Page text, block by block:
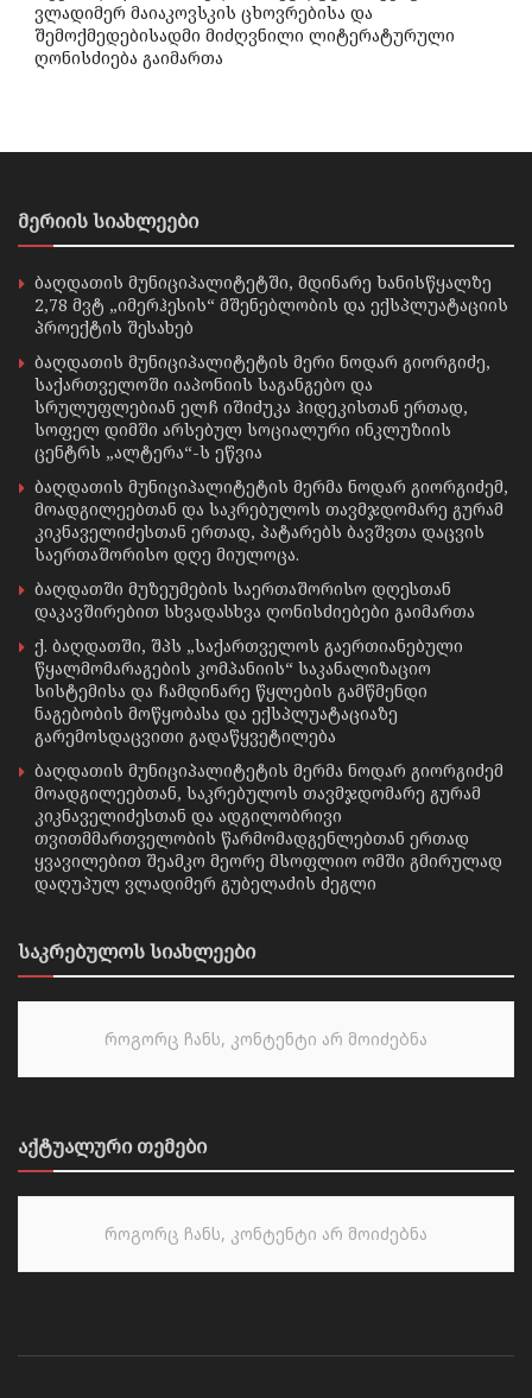
ვლადიმერ მაიაკოვსკის ცხოვრებისა და
შემოქმედებისადმი მიძღვნილი ლიტერატურული
ღონისძიება გაიმართა
მერიის სიახლეები
ბაღდათის მუნიციპალიტეტში, მდინარე ხანისწყალზე
2,78 მვტ „იმერჰესის“ მშენებლობის და ექსპლუატაციის
პროექტის შესახებ
ბაღდათის მუნიციპალიტეტის მერი ნოდარ გიორგიძე,
საქართველოში იაპონიის საგანგებო და
სრულუფლებიან ელჩ იშიძუკა ჰიდეკისთან ერთად,
სოფელ დიმში არსებულ სოციალური ინკლუზიის
ცენტრს „ალტერა“-ს ეწვია
ბაღდათის მუნიციპალიტეტის მერმა ნოდარ გიორგიძემ,
მოადგილეებთან და საკრებულოს თავმჯდომარე გურამ
კიკნაველიძესთან ერთად, პატარებს ბავშვთა დაცვის
საერთაშორისო დღე მიულოცა.
ბაღდათში მუზეუმების საერთაშორისო დღესთან
დაკავშირებით სხვადასხვა ღონისძიებები გაიმართა
ქ. ბაღდათში, შპს „საქართველოს გაერთიანებული
წყალმომარაგების კომპანიის“ საკანალიზაციო
სისტემისა და ჩამდინარე წყლების გამწმენდი
ნაგებობის მოწყობასა და ექსპლუატაციაზე
გარემოსდაცვითი გადაწყვეტილება
ბაღდათის მუნიციპალიტეტის მერმა ნოდარ გიორგიძემ
მოადგილეებთან, საკრებულოს თავმჯდომარე გურამ
კიკნაველიძესთან და ადგილობრივი
თვითმმართველობის წარმომადგენლებთან ერთად
ყვავილებით შეამკო მეორე მსოფლიო ომში გმირულად
დაღუპულ ვლადიმერ გუბელაძის ძეგლი
საკრებულოს სიახლეები
როგორც ჩანს, კონტენტი არ მოიძებნა
აქტუალური თემები
როგორც ჩანს, კონტენტი არ მოიძებნა